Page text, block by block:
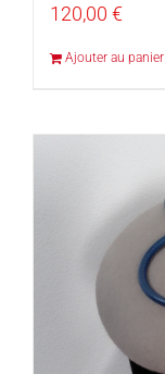
120,00 €
Ajouter au panier